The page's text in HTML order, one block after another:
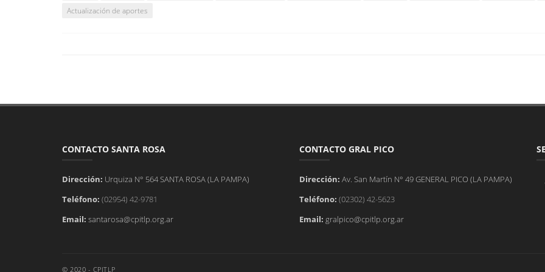
Actualización de aportes
CONTACTO SANTA ROSA
Dirección: Urquiza N° 564 SANTA ROSA (LA PAMPA)
Teléfono: (02954) 42-9781
Email: santarosa@cpitlp.org.ar
CONTACTO GRAL PICO
Dirección: Av. San Martín N° 49 GENERAL PICO (LA PAMPA)
Teléfono: (02302) 42-5623
Email: gralpico@cpitlp.org.ar
© 2020 - CPITLP